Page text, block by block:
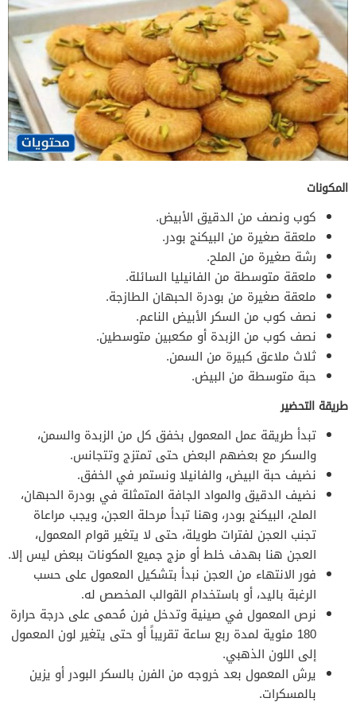
المكونات
كوب ونصف من الدقيق الأبيض.
ملعقة صغيرة من البيكنج بودر.
رشة صغيرة من الملح.
ملعقة متوسطة من الفانيليا السائلة.
ملعقة صغيرة من بودرة الحبهان الطازجة.
نصف كوب من السكر الأبيض الناعم.
نصف كوب من الزبدة أو مكعبين متوسطين.
ثلاث ملاعق كبيرة من السمن.
حبة متوسطة من البيض.
طريقة التحضير
تبدأ طريقة عمل المعمول بخفق كل من الزبدة والسمن،
والسكر مع بعضهم البعض حتى تمتزج وتتجانس.
نضيف حبة البيض، والفانيلا ونستمر في الخفق.
نضيف الدقيق والمواد الجافة المتمثلة في بودرة الحبهان،
الملح، البيكنج بودر، وهنا تبدأ مرحلة العجن، ويجب مراعاة
تجنب العجن لفترات طويلة، حتى لا يتغير قوام المعمول،
العجن هنا بهدف خلط أو مزج جميع المكونات ببعض ليس إلا.
فور الانتهاء من العجن نبدأ بتشكيل المعمول على حسب
الرغبة باليد، أو باستخدام القوالب المخصص له.
نرص المعمول في صينية وتدخل فرن مُحمى على درجة حرارة
180 مئوية لمدة ربع ساعة تقريباً أو حتى يتغير لون المعمول
إلى اللون الذهبي.
يرش المعمول بعد خروجه من الفرن بالسكر البودر أو يزين
بالمسكرات.